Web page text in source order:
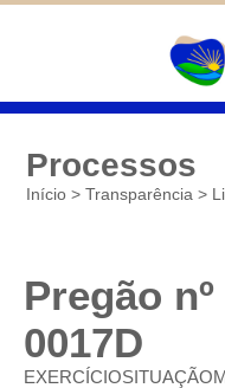
Processos
Início >Transparência >
Pregão
0017D
EXERCÍCIOSITUAÇÃO
associados ao site
empresas e que não
informações coletadas.
o Google Analytics.
deles em